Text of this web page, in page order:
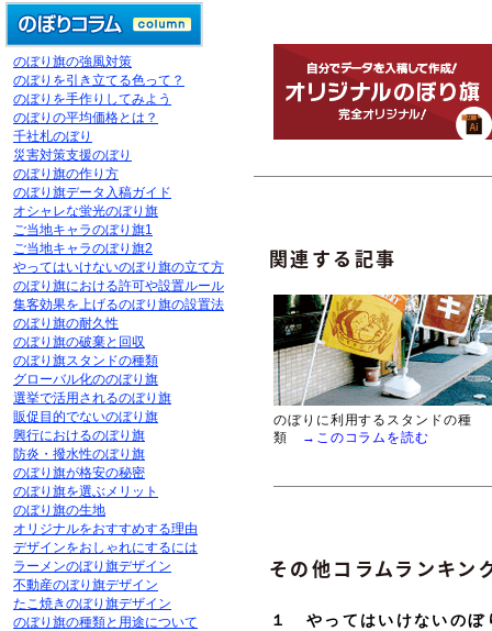
のぼり旗の強風対策
のぼりを引き立てる色って？
のぼりを手作りしてみよう
のぼりの平均価格とは？
千社札のぼり
災害対策支援のぼり
のぼり旗の作り方
のぼり旗データ入稿ガイド
オシャレな蛍光のぼり旗
ご当地キャラのぼり旗1
ご当地キャラのぼり旗2
やってはいけないのぼり旗の立て方
のぼり旗における許可や設置ルール
集客効果を上げるのぼり旗の設置法
のぼり旗の耐久性
のぼり旗の破棄と回収
のぼり旗スタンドの種類
グローバル化ののぼり旗
選挙で活用されるのぼり旗
販促目的でないのぼり旗
興行におけるのぼり旗
防炎・撥水性のぼり旗
のぼり旗が格安の秘密
のぼり旗を選ぶメリット
のぼり旗の生地
オリジナルをおすすめする理由
デザインをおしゃれにするには
ラーメンのぼり旗デザイン
不動産のぼり旗デザイン
たこ焼きのぼり旗デザイン
のぼり旗の種類と用途について
関連する記事
のぼりに利用するスタンドの種
類 →このコラムを読む
その他コラムランキン
１ やってはいけないのぼ